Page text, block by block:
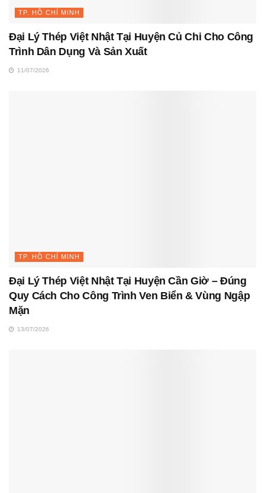
TP. HỒ CHÍ MINH
Đại Lý Thép Việt Nhật Tại Huyện Củ Chi Cho Công
Trình Dân Dụng Và Sản Xuất
11/07/2026
TP. HỒ CHÍ MINH
Đại Lý Thép Việt Nhật Tại Huyện Cần Giờ – Đúng
Quy Cách Cho Công Trình Ven Biển & Vùng Ngập
Mặn
13/07/2026